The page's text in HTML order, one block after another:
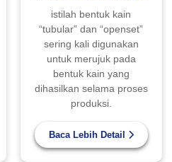
istilah bentuk kain
“tubular” dan “openset”
sering kali digunakan
untuk merujuk pada
bentuk kain yang
dihasilkan selama proses
produksi.
Baca Lebih Detail